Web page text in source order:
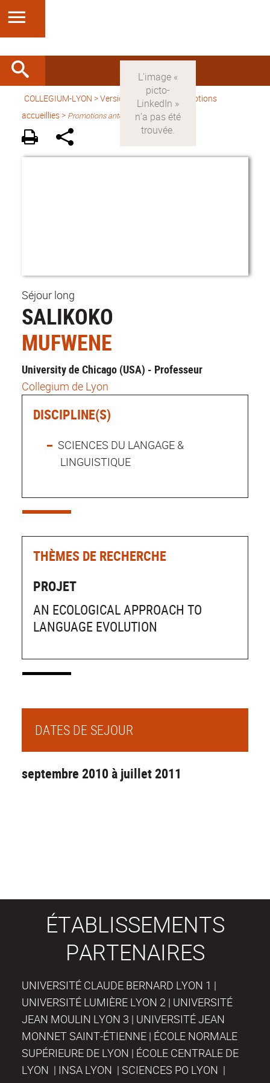
COLLEGIUM-LYON >Version française> Promotions
accueillies > Promotions antérieures
Séjour long
SALIKOKO
MUFWENE
University de Chicago (USA) - Professeur
Collegium de Lyon
DISCIPLINE(S)
SCIENCES DU LANGAGE &
LINGUISTIQUE
THÈMES DE RECHERCHE
PROJET
AN ECOLOGICAL APPROACH TO
LANGUAGE EVOLUTION
DATES DE SEJOUR
septembre 2010 à juillet 2011
ÉTABLISSEMENTS
PARTENAIRES
UNIVERSITÉ CLAUDE BERNARD LYON 1 |
UNIVERSITÉ LUMIÈRE LYON 2 | UNIVERSITÉ
JEAN MOULIN LYON 3 | UNIVERSITÉ JEAN
MONNET SAINT-ÉTIENNE | ÉCOLE NORMALE
SUPÉRIEURE DE LYON | ÉCOLE CENTRALE DE
LYON | INSA LYON | SCIENCES PO LYON |